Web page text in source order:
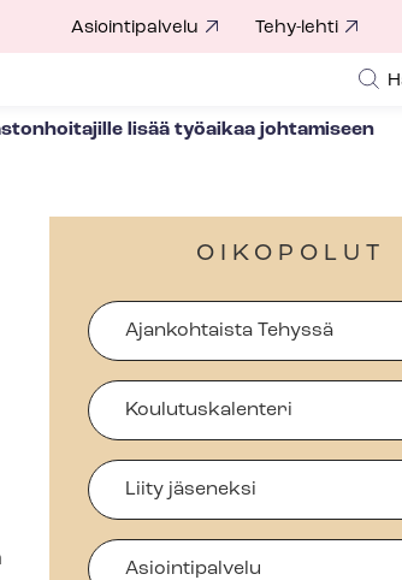
Asiointipalvelu Tehy-lehti
lisää työaikaa johtamiseen
OIKOPOLUT
Ajankohtaista Tehyssä
Koulutuskalenteri
Liity jäseneksi
Asiointipalvelu